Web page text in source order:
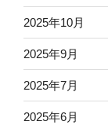
2025年10月
2025年9月
2025年7月
2025年6月